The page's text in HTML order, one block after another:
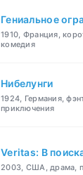
Гениальное
1910, Франция,
комедия
Нибелунги
1924, Германия,
приключения
Veritas: В
2003, США, драма,